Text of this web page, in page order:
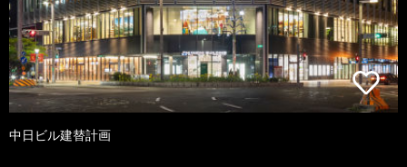
中日ビル建替計画